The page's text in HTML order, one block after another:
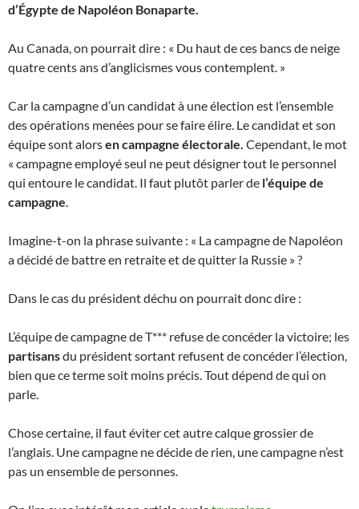
d’Égypte de Napoléon Bonaparte.
Au Canada, on pourrait dire : « Du haut de ces bancs de neige
quatre cents ans d’anglicismes vous contemplent. »
Car la campagne d’un candidat à une élection est l’ensemble
des opérations menées pour se faire élire. Le candidat et son
équipe sont alorsen campagne électorale. Cependant, le mot
« campagne employé seul ne peut désigner tout le personnel
qui entoure le candidat. Il faut plutôt parler de l’équipe de
campagne
Imagine-t-on la phrase suivante : « La campagne de Napoléon
a décidé de battre en retraite et de quitter la Russie » ?
Dans le cas du président déchu on pourrait donc dire :
L’équipe de campagne de T*** refuse de concéder la victoire; les
partisansdu président sortant refusent de concéder l’élection,
bien que ce terme soit moins précis. Tout dépend de qui on
parle.
Chose certaine, il faut éviter cet autre calque grossier de
l’anglais. Une campagne ne décide de rien, une campagne n’est
pas un ensemble de personnes.